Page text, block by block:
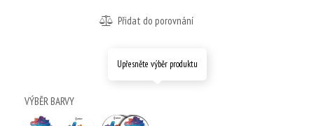
Přidat do porovnání
Upřesněte výběr produktu
VÝBĚR BARVY